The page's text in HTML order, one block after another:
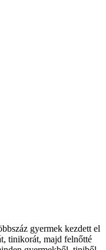
gyermek kezdett el
tinikorát, majd felnőtté